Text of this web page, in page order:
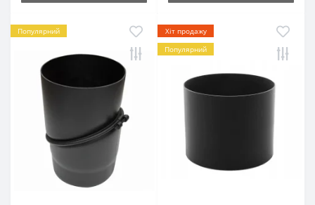
Популярний
Хіт продажу
Популярний